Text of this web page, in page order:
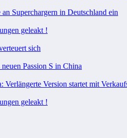
Superchargern in Deutschland ein
geleakt !
sich
Passion S in China
Version startet mit
geleakt !